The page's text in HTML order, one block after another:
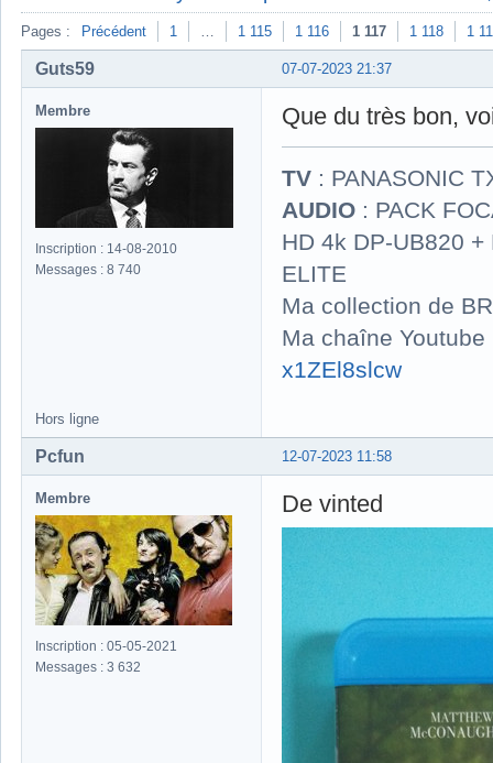
Pages : Précédent 1 … 1 115 1 116 1 117 1 118 1
07-07-2023 21:37
Guts59
Membre
Inscription : 14-08-2010
Messages : 8 740
Que du très bon,
TV : PANASONIC
AUDIO : PACK
HD 4k DP-UB820
ELITE
Ma collection de
Ma chaîne
x1ZEl8slcw
Hors ligne
12-07-2023 11:58
Pcfun
Membre
Inscription : 05-05-2021
Messages : 3 632
De vinted